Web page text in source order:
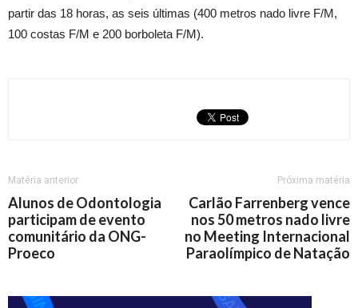
partir das 18 horas, as seis últimas (400 metros nado livre F/M,
100 costas F/M e 200 borboleta F/M).
Matéria anterior
Alunos de Odontologia
participam de evento
comunitário da ONG-
Proeco
Próxima matéria
Carlão Farrenberg vence
nos 50 metros nado livre
no Meeting Internacional
Paraolímpico de Natação